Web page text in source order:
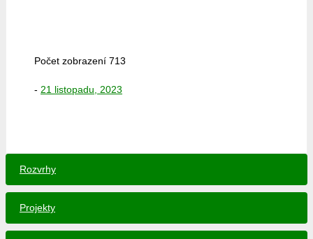
Počet zobrazení 713
- 21 listopadu, 2023
Rozvrhy
Projekty